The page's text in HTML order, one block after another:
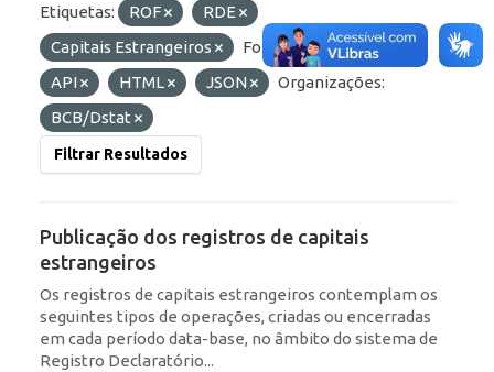
Etiquetas: ROF
RDE
Capitais Estrangeiros
Formatos:
OData
API
HTML JSON
Organizações:
BCB/Dstat
Filtrar Resultados
Publicação dos registros de capitais
estrangeiros
Os registros de capitais estrangeiros contemplam os
seguintes tipos de operações, criadas ou encerradas
em cada período data-base, no âmbito do sistema de
Registro Declaratório...